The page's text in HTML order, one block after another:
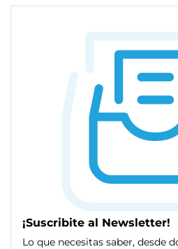
¡Suscribite al Newsletter!
Lo que necesitas saber, desde